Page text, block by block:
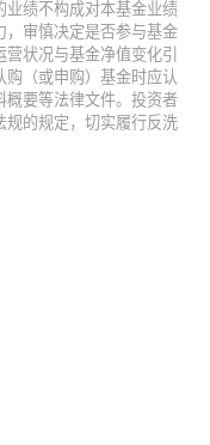
业绩不构成对本基金业绩
，审慎决定是否参与基金
状况与基金净值变化引
购（或申购）基金时应认
概要等法律文件。投资者
规的规定，切实履行反洗